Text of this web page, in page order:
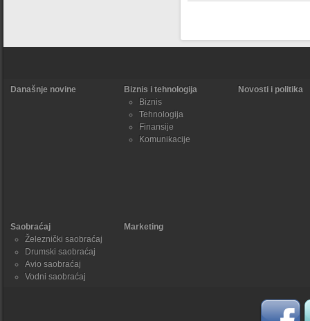
Današnje novine
Biznis i tehnologija
Biznis
Tehnologija
Finansije
Komunikacije
Novosti i politika
Saobraćaj
Železnički saobraćaj
Drumski saobraćaj
Avio saobraćaj
Vodni saobraćaj
Marketing